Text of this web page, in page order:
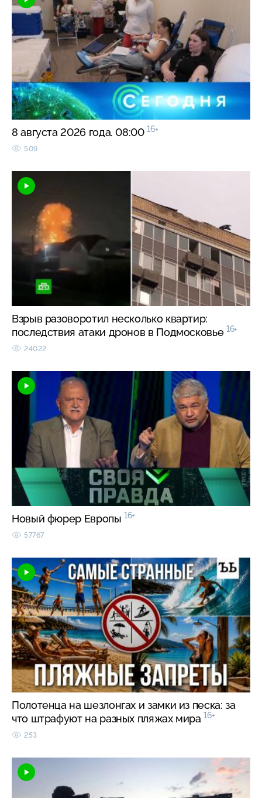
8 августа 2026 года. 08:00 16+
509
Взрыв разоворотил несколько квартир:
последствия атаки дронов в Подмосковье 16+
24022
Новый фюрер Европы 16+
57767
Полотенца на шезлонгах и замки из песка: за
что штрафуют на разных пляжах мира 16+
253